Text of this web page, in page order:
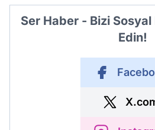
Ser Haber - Bizi
Edin!